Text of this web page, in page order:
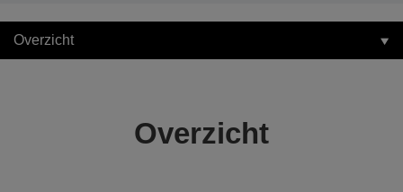
Overzicht
Overzicht